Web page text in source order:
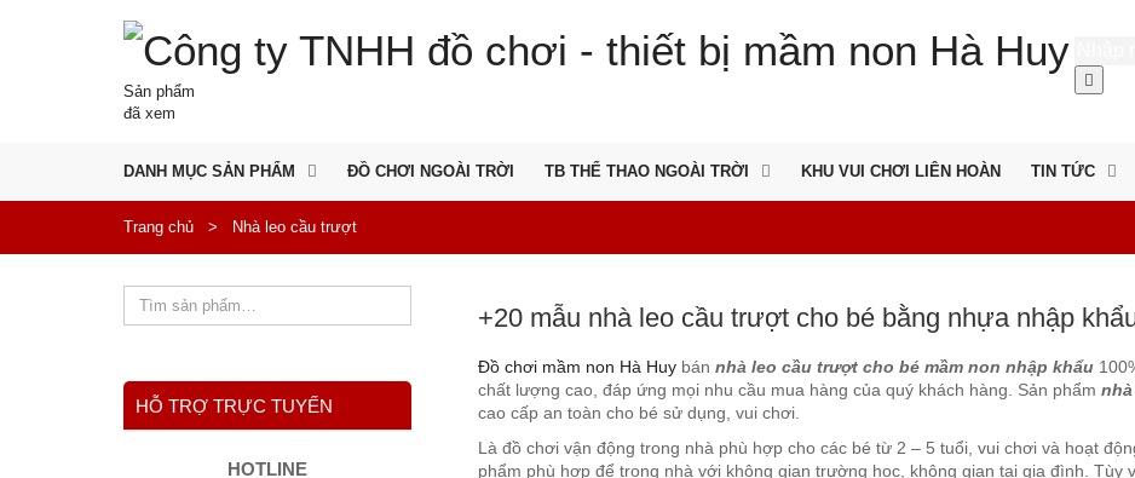
Sản phẩm
đã xem
DANH MỤC SẢN PHẨM ĐỒ CHƠI NGOÀI TRỜI TB THỂ THAO NGOÀI TRỜI KHU VUI CHƠI LIÊN HOÀN TIN TỨC
Trang chủ > Nhà leo cầu trượt
+20 mẫu nhà leo cầu trượt cho bé bằng nhựa nhập
Đồ chơi mầm non Hà Huybán nhà leo cầu trượt cho bé mầm non nhập khẩu
chất lượng cao, đáp ứng mọi nhu cầu mua hàng của quý khách hàng. Sản phẩm
cao cấp an toàn cho bé sử dụng, vui chơi.
Là đồ chơi vận động trong nhà phù hợp cho các bé từ 2 – 5 tuổi, vui chơi và hoạt
phẩm phù hợp để trong nhà với không gian trường học, không gian tại gia đình.
HỖ TRỢ TRỰC TUYẾN
HOTLINE